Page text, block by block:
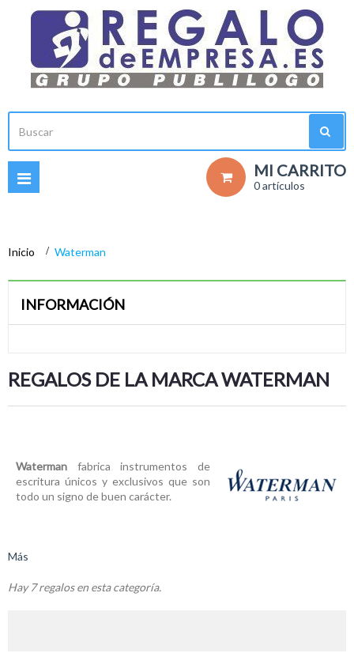
MI CARRITO
0 artículos
Navegación
Toggle
Inicio > Waterman
INFORMACIÓN
REGALOS DE LA MARCA WATERMAN
Waterman fabrica instrumentos de
escritura únicos y exclusivos que son
todo un signo de buen carácter.
Más
Hay 7 regalos en esta categoría.